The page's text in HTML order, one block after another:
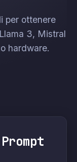
per ottenere
3, Mistral
hardware.